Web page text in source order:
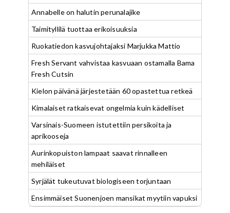
Annabelle on halutin perunalajike
Taimityllilä tuottaa erikoisuuksia
Ruokatiedon kasvujohtajaksi Marjukka Mattio
Fresh Servant vahvistaa kasvuaan ostamalla Bama
Fresh Cutsin
Kielon päivänä järjestetään 60 opastettua retkeä
Kimalaiset ratkaisevat ongelmia kuin kädelliset
Varsinais-Suomeen istutettiin persikoita ja
aprikooseja
Aurinkopuiston lampaat saavat rinnalleen
mehiläiset
Syrjälät tukeutuvat biologiseen torjuntaan
Ensimmäiset Suonenjoen mansikat myytiin vapuksi